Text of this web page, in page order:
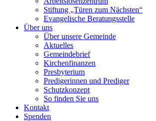
Stiftung „Türen zum Nächsten“
Evangelische Beratungsstelle
Über uns
Über unsere Gemeinde
Aktuelles
Gemeindebrief
Kirchenfinanzen
Presbyterium
Predigerinnen und Prediger
Schutzkonzept
So finden Sie uns
Kontakt
Spenden